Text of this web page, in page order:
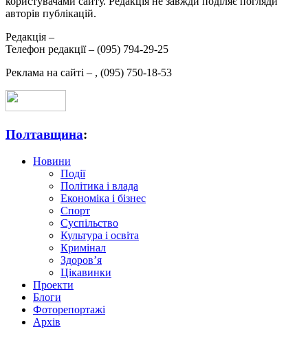
авторів публікацій.
Редакція –
Телефон редакції – (095) 794-29-25
Реклама на сайті – , (095) 750-18-53
Полтавщина:
Новини
Події
Політика і влада
Економіка і бізнес
Спорт
Суспільство
Культура і освіта
Кримінал
Здоров’я
Цікавинки
Проекти
Блоги
Фоторепортажі
Архів